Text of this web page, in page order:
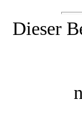
Dieser